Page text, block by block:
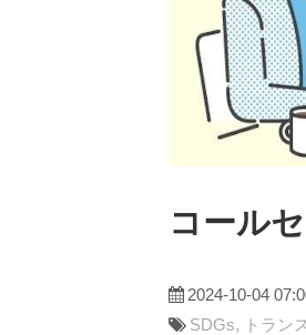
コール
2024-10-04
SDGs
トラン